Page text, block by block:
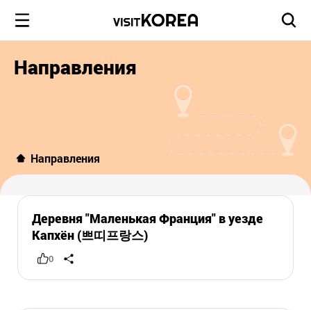
Направления
Направления
Деревня "Маленькая Франция" в уезде
Капхён (쁘띠프랑스)
0